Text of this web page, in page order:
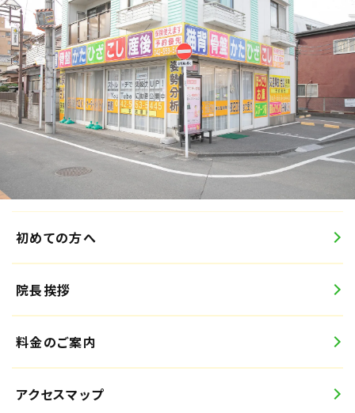
初めての方へ
院長挨拶
料金のご案内
アクセスマップ